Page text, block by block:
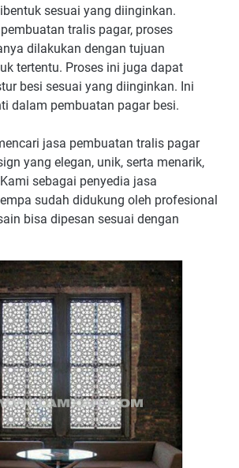
sesuai yang diinginkan.
tralis pagar, proses
dilakukan dengan tujuan
tertentu. Proses ini juga dapat
besi sesuai yang diinginkan. Ini
dalam pembuatan pagar besi.
jasa pembuatan tralis pagar
yang elegan, unik, serta menarik,
sebagai penyedia jasa
sudah didukung oleh profesional
bisa dipesan sesuai dengan